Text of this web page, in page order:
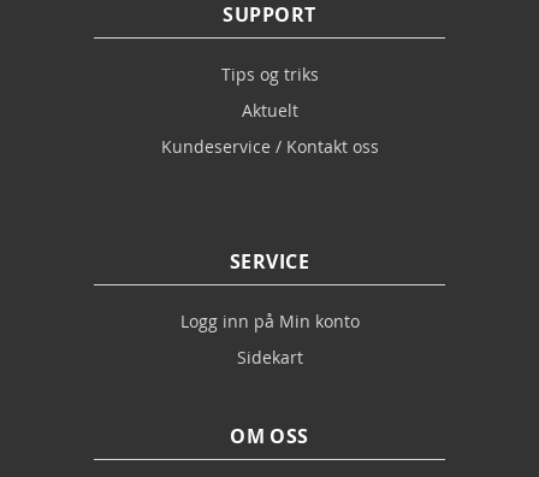
SUPPORT
Tips og triks
Aktuelt
Kundeservice / Kontakt oss
SERVICE
Logg inn på Min konto
Sidekart
OM OSS